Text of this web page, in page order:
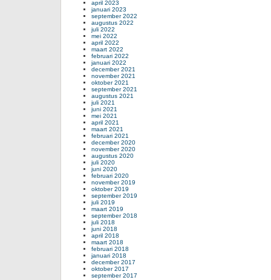
april 2023
januari 2023
september 2022
augustus 2022
juli 2022
mei 2022
april 2022
maart 2022
februari 2022
januari 2022
december 2021
november 2021
oktober 2021
september 2021
augustus 2021
juli 2021
juni 2021
mei 2021
april 2021
maart 2021
februari 2021
december 2020
november 2020
augustus 2020
juli 2020
juni 2020
februari 2020
november 2019
oktober 2019
september 2019
juli 2019
maart 2019
september 2018
juli 2018
juni 2018
april 2018
maart 2018
februari 2018
januari 2018
december 2017
oktober 2017
september 2017